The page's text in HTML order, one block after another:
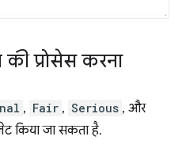
प्रोसेस करना
, Fair , Serious , और
किया जा सकता है.